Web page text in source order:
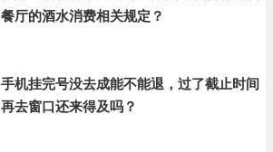
餐厅的酒水消费相关规定？
手机挂完号没去成能不能退，过了截止时间
再去窗口还来得及吗？